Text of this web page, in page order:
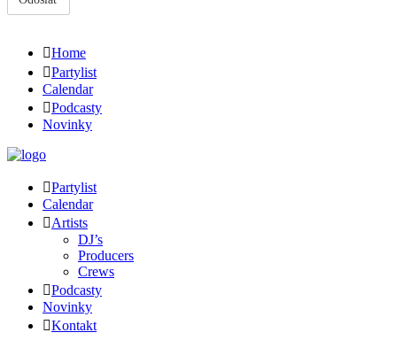
Home
Partylist
Calendar
Podcasty
Novinky
Partylist
Calendar
Artists
DJ’s
Producers
Crews
Podcasty
Novinky
Kontakt